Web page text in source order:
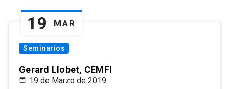
19 MAR
Seminarios
Gerard Llobet, CEMFI
19 de Marzo de 2019